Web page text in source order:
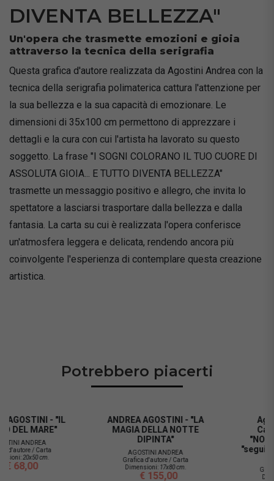
DIVENTA BELLEZZA"
Un'opera che trasmette emozioni e gioia
attraverso la tecnica della serigrafia
Questa grafica d'autore realizzata da Agostini Andrea con la
tecnica della serigrafia polimaterica cattura l'attenzione per
la sua bellezza e la sua capacità di emozionare. Le
dimensioni di 35x100 cm permettono di apprezzare i
dettagli e la cura con cui l'artista ha lavorato su questo
soggetto. La frase "I SOGNI COLORANO IL TUO CUORE DI
ASSOLUTA GIOIA... E TUTTO DIVENTA BELLEZZA"
trasmette un messaggio positivo e allegro, che invita lo
spettatore a lasciarsi trasportare dalla bellezza e dalla
fantasia. La carta su cui è realizzata l'opera conferisce
un'atmosfera leggera e delicata, rendendo ancora più
coinvolgente l'esperienza di contemplare questa creazione
artistica.
Potrebbero piacerti
ANDREA AGOSTINI - "LA
MAGIA DELLA NOTTE
AGOSTINI ANDREA
Grafica d'autore / Carta
Dimensioni:
Agostini Andrea -
Calendario Serig.
"NOVEMBRE" (ver. blu
"segui la rotta del cuore")
AGOSTINI ANDREA
Grafica d'autore / Carta
Dimensioni: